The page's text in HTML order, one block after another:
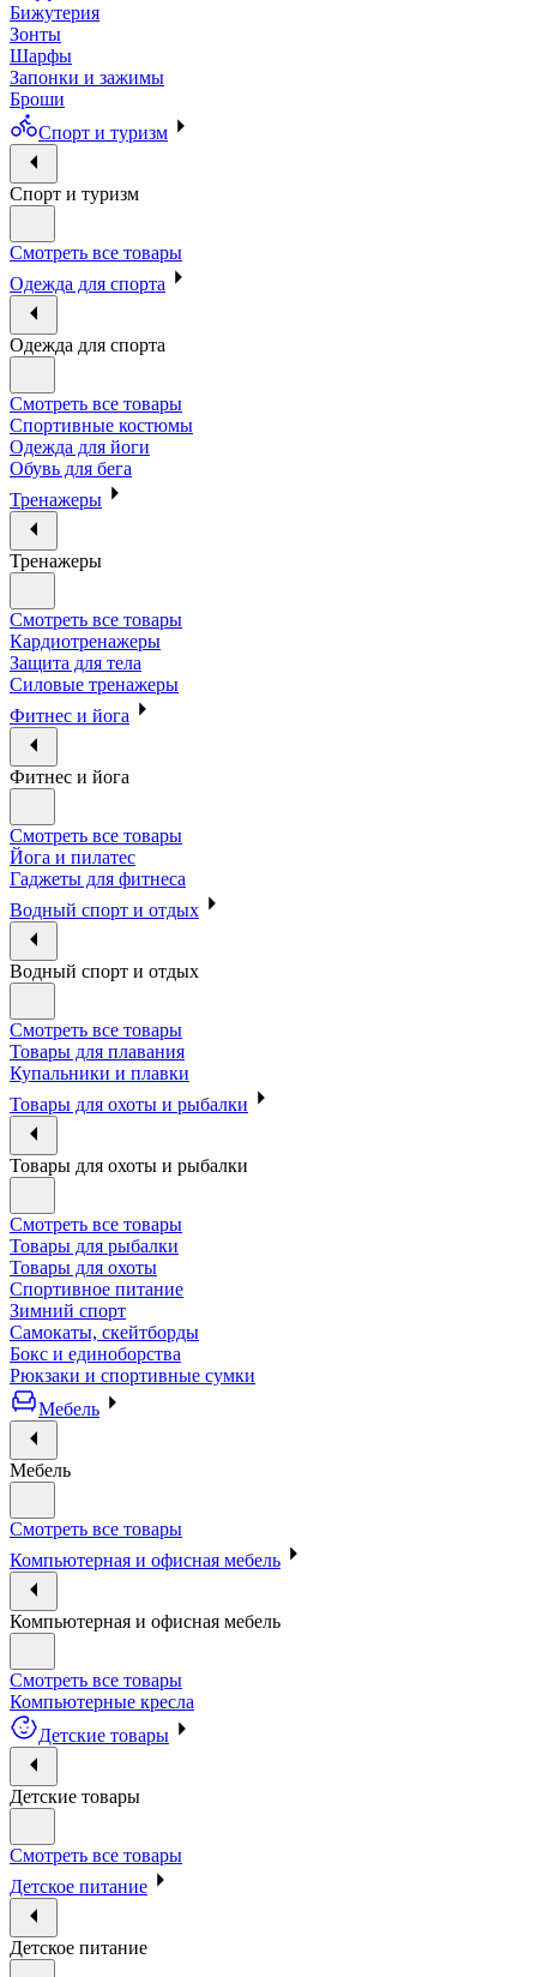
Бижутерия
Зонты
Шарфы
Запонки и зажимы
Броши
Спорт и туризм
Спорт и туризм
Смотреть все товары
Одежда для спорта
Одежда для спорта
Смотреть все товары
Спортивные костюмы
Одежда для йоги
Обувь для бега
Тренажеры
Тренажеры
Смотреть все товары
Кардиотренажеры
Защита для тела
Силовые тренажеры
Фитнес и йога
Фитнес и йога
Смотреть все товары
Йога и пилатес
Гаджеты для фитнеса
Водный спорт и отдых
Водный спорт и отдых
Смотреть все товары
Товары для плавания
Купальники и плавки
Товары для охоты и рыбалки
Товары для охоты и рыбалки
Смотреть все товары
Товары для рыбалки
Товары для охоты
Спортивное питание
Зимний спорт
Самокаты, скейтборды
Бокс и единоборства
Рюкзаки и спортивные сумки
Мебель
Мебель
Смотреть все товары
Компьютерная и офисная мебель
Компьютерная и офисная мебель
Смотреть все товары
Компьютерные кресла
Детские товары
Детские товары
Смотреть все товары
Детское питание
Детское питание